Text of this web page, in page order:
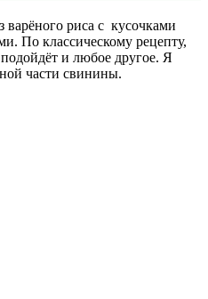
риса с кусочками
По классическому рецепту,
и любое другое. Я
части свинины.